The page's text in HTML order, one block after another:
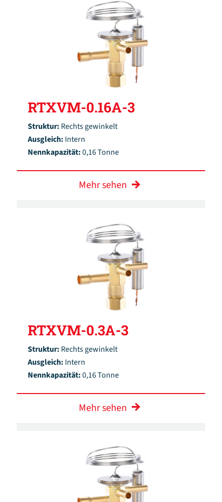
RTXVM-0.16A-3
Struktur: Rechts gewinkelt
Ausgleich: Intern
Nennkapazität:0,16 Tonne
Mehr sehen
RTXVM-0.3A-3
Struktur: Rechts gewinkelt
Ausgleich: Intern
Nennkapazität:0,16 Tonne
Mehr sehen